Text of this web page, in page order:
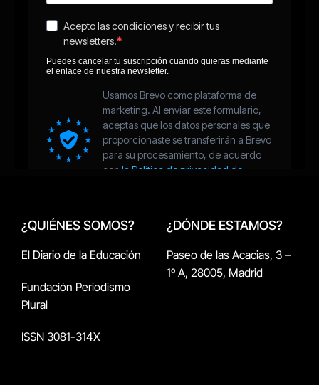
¿QUIÉNES SOMOS?
El Diario de la Educación
Fundación Periodismo
Plural
ISSN 3081-314X
¿DÓNDE ESTAMOS?
Paseo de las Acacias, 3 –
1º A, 28005, Madrid